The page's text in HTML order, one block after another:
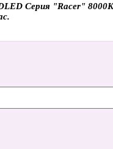
Серия "Racer"